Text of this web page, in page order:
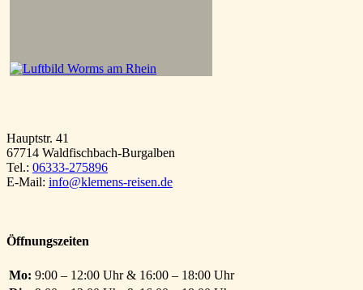
Hauptstr. 41
67714 Waldfischbach-Burgalben
Tel.: 06333-275896
E-Mail: info@klemens-reisen.de
Öffnungszeiten
Mo: 9:00 – 12:00 Uhr & 16:00 – 18:00 Uhr